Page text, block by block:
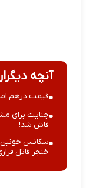
آنچه
قیمت درهم امروز
جنایت برای
فاش شد!
سکانس خونین
خنجر قاتل